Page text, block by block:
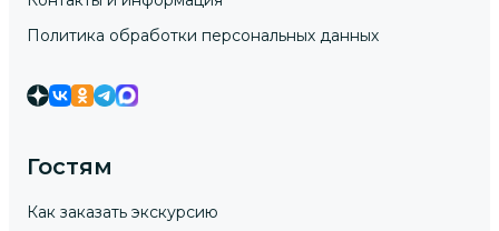
Политика обработки персональных данных
Гостям
Как заказать экскурсию